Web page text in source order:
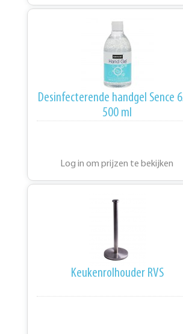
Desinfecterende handgel Sence
500 ml
Log in om prijzen te bekijken
Keukenrolhouder RVS